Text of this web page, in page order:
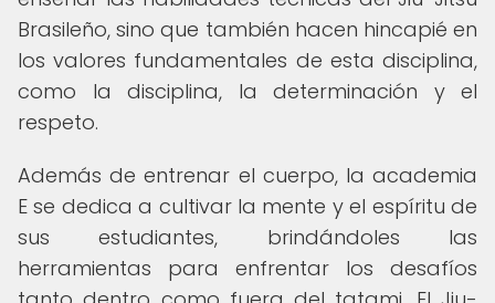
Brasileño, sino que también hacen hincapié en
los valores fundamentales de esta disciplina,
como la disciplina, la determinación y el
respeto.
Además de entrenar el cuerpo, la academia
E se dedica a cultivar la mente y el espíritu de
sus estudiantes, brindándoles las
herramientas para enfrentar los desafíos